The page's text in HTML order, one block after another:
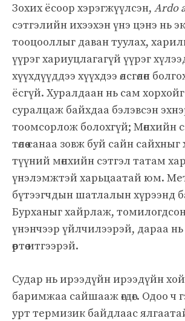
Зохих ёсоор хэрэгжүүлсэн, Ardo
сэтгэлийн ихээхэн үнэ цэнэ нь
тооцооллыг даван туулах,
үүрэг хариуцлагагүй үүрэг
хүүхдүүддээ хүүхдээ өлсгөлөн
ёсгүй. Хуралдаан нь сам
суралцаж байхдаа бэлэвсэн
тоомсорлож болохгүй; Мөнхийн
төлөө санаа зовж буй сайн
түүний мөнхийн сэтгэл татам
үнэлэмжтэй харьцаатай юм.
бүтээгчдын шатлалын хүрээнд
Бурханыг хайрлаж, томилогдсон
үнэнчээр үйлчилээрэй, дараа
өөртөө итгээрэй.
Судар нь ирээдүйн ирээдүйн
баримжаа сайшааж өгдөг. Одоо ч
урт термизик байдлаас